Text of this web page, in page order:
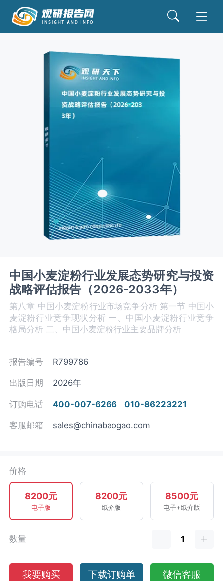
中国小麦淀粉行业发展态势研究与投资
战略评估报告（2026-2033年）
第八章 中国小麦淀粉‌‌‌行业市场竞争分析 第一节 中国小
麦淀粉‌‌‌行业竞争现状分析 一、中国小麦淀粉‌‌‌行业竞争
格局分析 二、中国小麦淀粉行业主要品牌分析
报告编号 R799786
出版日期 2026年
订购电话 400-007-6266 010-86223221
客服邮箱 sales@chinabaogao.com
价格
8200元
电子版
8200元
纸介版
8500元
电子+纸介版
数量
我要购买 下载订购单 微信客服